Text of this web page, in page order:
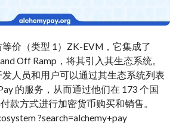
价（类型 1）ZK-EVM，它集成了
Off Ramp，将其引入其生态系统。
人员和用户可以通过其生态系统列表
的服务，从而通过他们在 173 个国
款方式进行加密货币购买和销售。
?search=alchemy+pay